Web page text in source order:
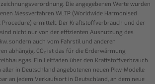
Die angegebenen Werte wurden
Messverfahren WLTP (Worldwide Harmonised
Procedure) ermittelt. Der Kraftstoffverbrauch und der
sind nicht nur von der effizienten Ausnutzung des
sondern auch vom Fahrstil und anderen
abhängig. CO₂ ist das für die Erderwärmung
Ein Leitfaden über den Kraftstoffverbrauch
aller in Deutschland angebotenen neuen Pkw-Modelle
an jedem Verkaufsort in Deutschland, an dem neue